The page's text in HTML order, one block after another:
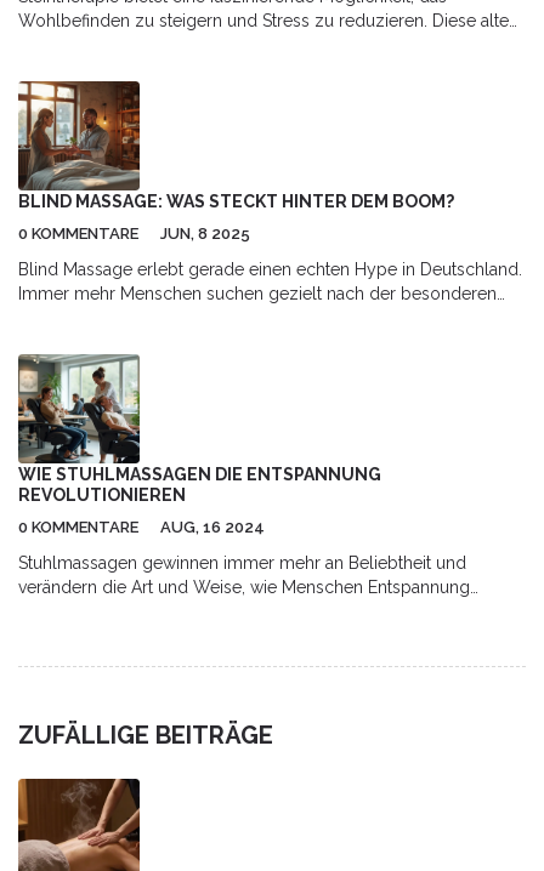
Wohlbefinden zu steigern und Stress zu reduzieren. Diese alte
in Einklang zu bringen. Die richtige Anwendung kann
beruhigend, heilend und sogar erfrischend sein. Ob zur
Linderung von Muskelschmerzen oder zur Förderung innerer
Ruhe, die Steintherapie hat einen vielseitigen Ansatz. Die Wahl
der richtigen Steine und Anwendungen ist entscheidend für den
BLIND MASSAGE: WAS STECKT HINTER DEM BOOM?
0 KOMMENTARE JUN, 8 2025
Blind Massage erlebt gerade einen echten Hype in Deutschland.
Immer mehr Menschen suchen gezielt nach der besonderen
besonderen Ruf genießt, was sie so einzigartig macht und
worauf du achten solltest. Es gibt spannende Hintergründe,
ehrliche Tipps und praktische Hinweise für alle, die sich dafür
interessieren. So weißt du nach dem Lesen, ob diese
Massageform zu dir passt.
WIE STUHLMASSAGEN DIE ENTSPANNUNG
REVOLUTIONIEREN
0 KOMMENTARE AUG, 16 2024
Stuhlmassagen gewinnen immer mehr an Beliebtheit und
verändern die Art und Weise, wie Menschen Entspannung
ZUFÄLLIGE BEITRÄGE